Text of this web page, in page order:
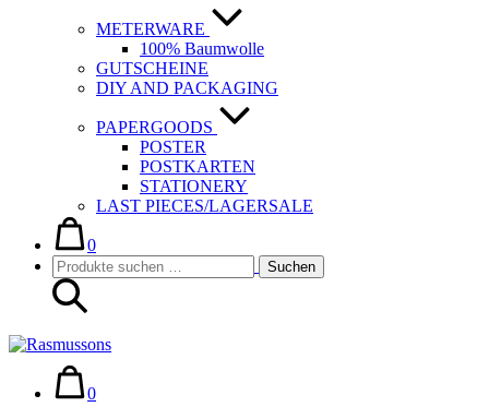
METERWARE
100% Baumwolle
GUTSCHEINE
DIY AND PACKAGING
PAPERGOODS
POSTER
POSTKARTEN
STATIONERY
LAST PIECES/LAGERSALE
Warenkorb
0im
Warenkorb
Suche-
Schalter
Suchen
nach:
Suchen
Warenkorb
0im